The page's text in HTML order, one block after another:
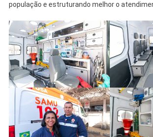
população e estruturando melhor o